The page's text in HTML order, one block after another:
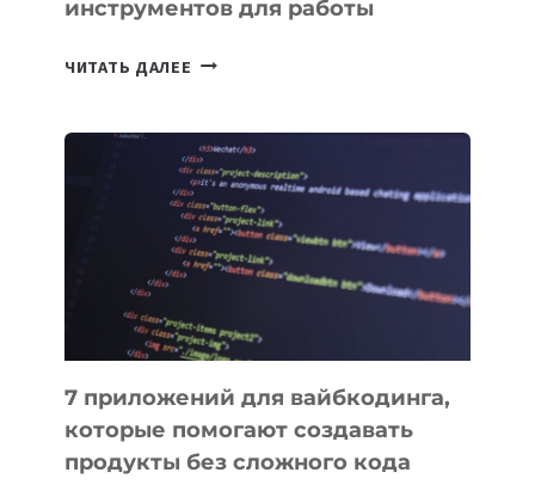
инструментов для работы
ЧИТАТЬ ДАЛЕЕ ТАСК-
ПОЛЕЗНЫХ
ИНСТРУМЕНТОВ
ДЛЯ
РАБОТЫ
7 приложений для вайбкодинга,
которые помогают создавать
продукты без сложного кода